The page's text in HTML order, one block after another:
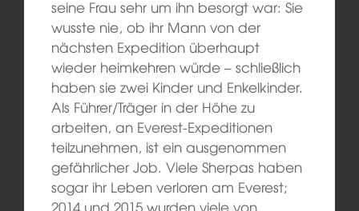
seine Frau sehr um ihn besorgt war: Sie
wusste nie, ob ihr Mann von der
nächsten Expedition überhaupt
wieder heimkehren würde – schließlich
haben sie zwei Kinder und Enkelkinder.
Als Führer/Träger in der Höhe zu
arbeiten, an Everest-Expeditionen
teilzunehmen, ist ein ausgenommen
gefährlicher Job. Viele Sherpas haben
sogar ihr Leben verloren am Everest;
2014 und 2015 wurden viele von